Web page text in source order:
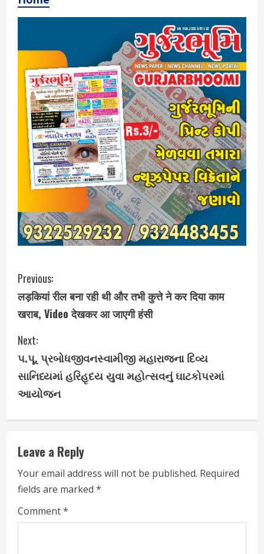
C
o
n
t
i
n
e
R
e
a
Previous:
लड़कियां रील बना रही थी और तभी कुत्ते ने कर दिया काम
खराब, Video देखकर आ जाएगी हंसी
Next:
૫.પૂ. પ્રબોધજીવનસ્વામીજી મહારાજના દિવ્ય
સાનિધ્યમાં હરિહૃદય યુવા મહોત્સવનું ઘાટકોપરમાં
આયોજન
Leave a Reply
Your email address will not be published. Required
fields are marked *
Comment*